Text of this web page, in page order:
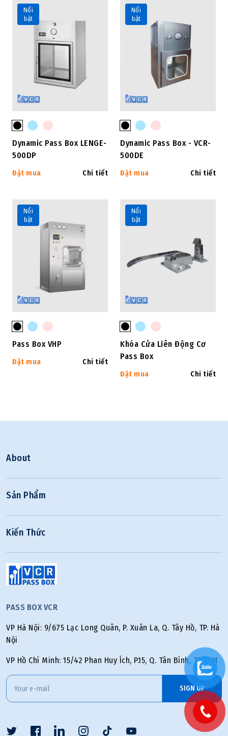
Nổi
bật
Dynamic Pass Box LENGE-
500DP
Đặt mua Chi tiết
Nổi
bật
Dynamic Pass Box - VCR-
500DE
Đặt mua Chi tiết
Nổi
bật
Pass Box VHP
Đặt mua Chi tiết
Nổi
bật
Khóa Cửa Liên Động Cơ
Pass Box
Đặt mua Chi tiết
About
Sản Phẩm
Kiến Thức
PASS BOX VCR
VP Hà Nội: 9/675 Lạc Long Quân, P. Xuân La, Q. Tây Hồ, TP. Hà
Nội
VP Hồ Chí Minh: 15/42 Phan Huy Ích, P.15, Q. Tân Bình, TP.HCM
SIGN UP